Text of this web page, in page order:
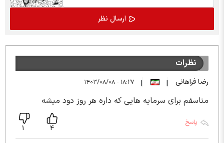
نظرات
رضا فراهانی ۱۸:۲۷ - ۱۴۰۳/۰۸/۰۸
مناسفم برای سرمایه هایی که داره هر روز دود میشه
پاسخ
4
1